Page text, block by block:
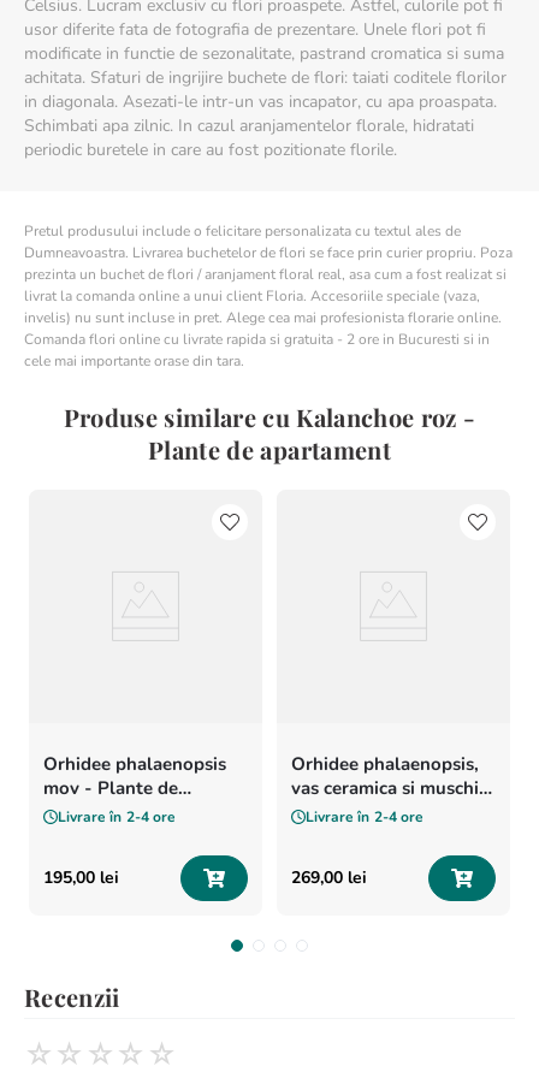
ghiveci pietricele pentru a favoriza scurgerea apei in exces.
Pentru a favoriza transpiratia pamantului si evaporarea apei
in exces, va recomandam un ghiveci din lut!
Ingrasamant - Din primavara si continuand toata vara, vom
folosi ingrasamant de doua ori pe luna, avand grija sa nu
punem mai mult de jumatate de doza o data. In restul
anului vom intrerupe procedeul.
Celsius. Lucram exclusiv cu flori proaspete. Astfel, culorile pot fi
usor diferite fata de fotografia de prezentare. Unele flori pot fi
modificate in functie de sezonalitate, pastrand cromatica si suma
achitata. Sfaturi de ingrijire buchete de flori: taiati coditele florilor
in diagonala. Asezati-le intr-un vas incapator, cu apa proaspata.
Schimbati apa zilnic. In cazul aranjamentelor florale, hidratati
periodic buretele in care au fost pozitionate florile.
Pretul produsului include o felicitare personalizata cu textul ales de
Dumneavoastra. Livrarea buchetelor de flori se face prin curier propriu. Poza
prezinta un buchet de flori / aranjament floral real, asa cum a fost realizat si
livrat la comanda online a unui client Floria. Accesoriile speciale (vaza,
invelis) nu sunt incluse in pret. Alege cea mai profesionista florarie online.
Comanda flori online cu livrate rapida si gratuita - 2 ore in Bucuresti si in
cele mai importante orase din tara.
Produse similare cu Kalanchoe roz -
Plante de apartament
Orhidee phalaenopsis
mov - Plante de
apartament
Livrare în 2-4 ore
195,00 lei
Orhidee phalaenopsis,
vas ceramica si muschi -
Plante de apartament
Livrare în 2-4 ore
269,00 lei
Recenzii
☆☆ ☆☆ ☆